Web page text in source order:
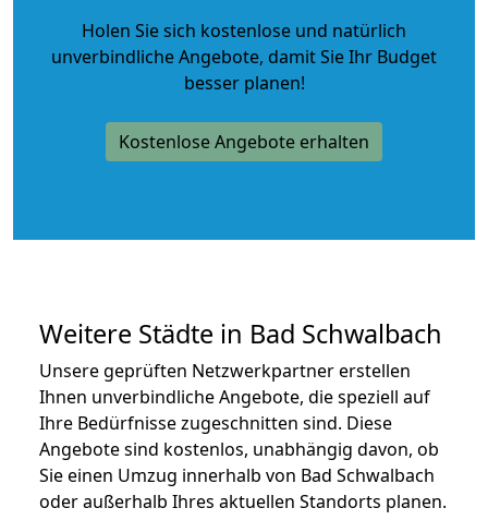
Holen Sie sich kostenlose und natürlich
unverbindliche Angebote, damit Sie Ihr Budget
besser planen!
Kostenlose Angebote erhalten
Weitere Städte in Bad Schwalbach
Unsere geprüften Netzwerkpartner erstellen
Ihnen unverbindliche Angebote, die speziell auf
Ihre Bedürfnisse zugeschnitten sind. Diese
Angebote sind kostenlos, unabhängig davon, ob
Sie einen Umzug innerhalb von Bad Schwalbach
oder außerhalb Ihres aktuellen Standorts planen.